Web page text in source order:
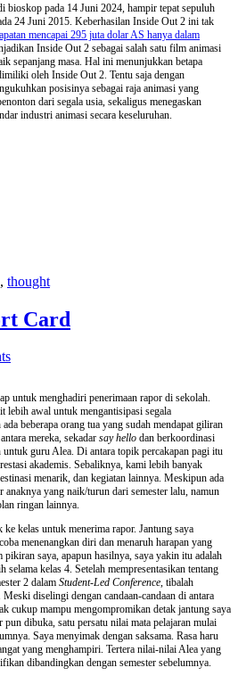
pada 14 Juni 2024, hampir tepat sepuluh
24 Juni 2015. Keberhasilan Inside Out 2 ini tak
mencapai 295 juta dolar AS hanya dalam
Inside Out 2 sebagai salah satu film animasi
sepanjang masa. Hal ini menunjukkan betapa
oleh Inside Out 2. Tentu saja dengan
posisinya sebagai raja animasi yang
dari segala usia, sekaligus menegaskan
industri animasi secara keseluruhan.
, thought
Card
untuk menghadiri penerimaan rapor di sekolah.
lebih awal untuk mengantisipasi segala
beberapa orang tua yang sudah mendapat giliran
mereka, sekadar say hello dan berkoordinasi
untuk guru Alea. Di antara topik percakapan pagi itu
akademis. Sebaliknya, kami lebih banyak
menarik, dan kegiatan lainnya. Meskipun ada
anaknya yang naik/turun dari semester lalu, namun
ringan lainnya.
kelas untuk menerima rapor. Jantung saya
menenangkan diri dan menaruh harapan yang
pikiran saya, apapun hasilnya, saya yakin itu adalah
selama kelas 4. Setelah mempresentasikan tentang
2 dalam Student-Led Conference, tibalah
diselingi dengan candaan-candaan di antara
cukup mampu mengompromikan detak jantung saya
dibuka, satu persatu nilai mata pelajaran mulai
Saya menyimak dengan saksama. Rasa haru
yang menghampiri. Tertera nilai-nilai Alea yang
dibandingkan dengan semester sebelumnya.